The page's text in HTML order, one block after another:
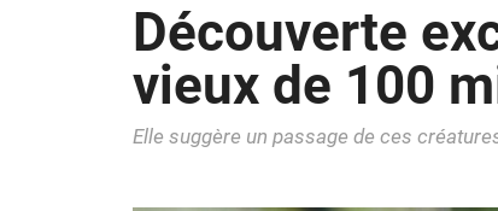
Découverte
vieux de 100
Elle suggère un passage de ces